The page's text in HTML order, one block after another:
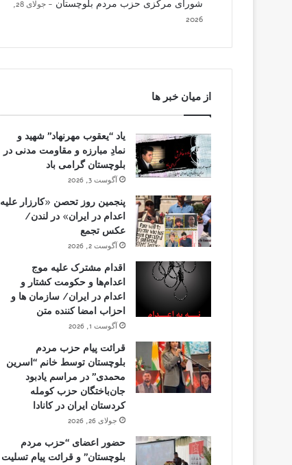
شورای مرکزی حزب مردم بلوچستان
جولای 28,
2026
از میان خبر ها
یاد “یعقوب مهرنهاد” شهید و
نمادِ مبارزه و مقاومت مدنی در
بلوچستان گرامی باد
آگوست 3, 2026
پنجمین روز تحصن «کارزار علیه
اعدام در ایران» در لندن/
عکس تجمع
آگوست 2, 2026
اقدام مشترک علیه موج
اعدام‌ها و حکومت کشتار و
اعدام در ایران/ سازمان ها و
احزاب امضا کننده متن
آگوست 1, 2026
قرائت پیام حزب مردم
بلوچستان توسط خانم “اسرین
محمدی” در مراسم یادبود
جان‌باختگان حزب کومله
کردستان ایران در کانادا
جولای 26, 2026
حضور اعضای “حزب مردم
بلوچستان” و قرائت پیام تسلیت